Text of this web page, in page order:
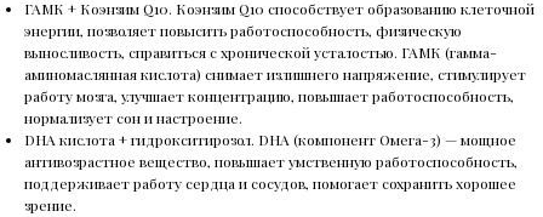
ГАМК + Коэнзим Q10. Коэнзим Q10 способствует образованию клеточной
энергии, позволяет повысить работоспособность, физическую
выносливость, справиться с хронической усталостью. ГАМК (гамма-
аминомаслянная кислота) снимает излишнего напряжение, стимулирует
работу мозга, улучшает концентрацию, повышает работоспособность,
нормализует сон и настроение.
DHA кислота + гидрокситирозол. DHA (компонент Омега-3) — мощное
антивозрастное вещество, повышает умственную работоспособность,
поддерживает работу сердца и сосудов, помогает сохранить хорошее
зрение.